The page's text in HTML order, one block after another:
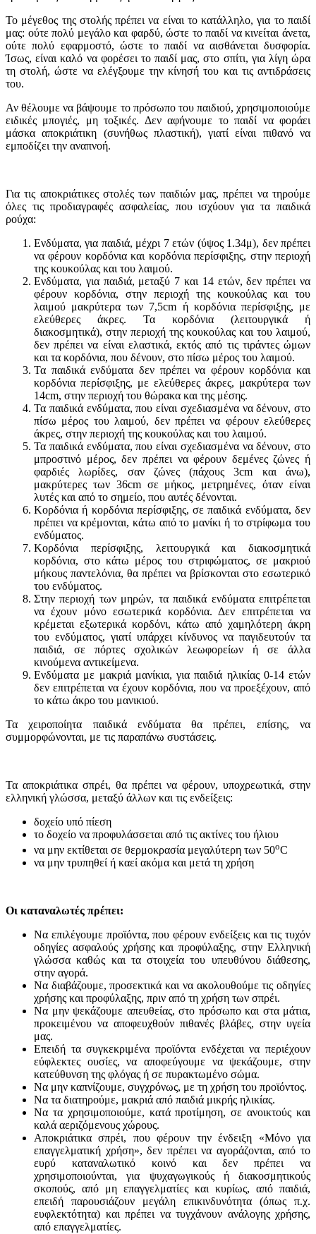
Το μέγεθος της στολής πρέπει να είναι το κατάλληλο, για το παιδί
μας: ούτε πολύ μεγάλο και φαρδύ, ώστε το παιδί να κινείται άνετα,
ούτε πολύ εφαρμοστό, ώστε το παιδί να αισθάνεται δυσφορία.
Ίσως, είναι καλό να φορέσει το παιδί μας, στο σπίτι, για λίγη ώρα
τη στολή, ώστε να ελέγξουμε την κίνησή του και τις αντιδράσεις
του.
Αν θέλουμε να βάψουμε το πρόσωπο του παιδιού, χρησιμοποιούμε
ειδικές μπογιές, μη τοξικές. Δεν αφήνουμε το παιδί να φοράει
μάσκα αποκριάτικη (συνήθως πλαστική), γιατί είναι πιθανό να
εμποδίζει την αναπνοή.
Για τις αποκριάτικες στολές των παιδιών μας, πρέπει να τηρούμε
όλες τις προδιαγραφές ασφαλείας, που ισχύουν για τα παιδικά
ρούχα:
Ενδύματα, για παιδιά, μέχρι 7 ετών (ύψος 1.34μ), δεν πρέπει
να φέρουν κορδόνια και κορδόνια περίσφιξης, στην περιοχή
της κουκούλας και του λαιμού.
Ενδύματα, για παιδιά, μεταξύ 7 και 14 ετών, δεν πρέπει να
φέρουν κορδόνια, στην περιοχή της κουκούλας και του
λαιμού μακρύτερα των 7,5cm ή κορδόνια περίσφιξης, με
ελεύθερες άκρες. Τα κορδόνια (λειτουργικά ή
διακοσμητικά), στην περιοχή της κουκούλας και του λαιμού,
δεν πρέπει να είναι ελαστικά, εκτός από τις τιράντες ώμων
και τα κορδόνια, που δένουν, στο πίσω μέρος του λαιμού.
Τα παιδικά ενδύματα δεν πρέπει να φέρουν κορδόνια και
κορδόνια περίσφιξης, με ελεύθερες άκρες, μακρύτερα των
14cm, στην περιοχή του θώρακα και της μέσης.
Τα παιδικά ενδύματα, που είναι σχεδιασμένα να δένουν, στο
πίσω μέρος του λαιμού, δεν πρέπει να φέρουν ελεύθερες
άκρες, στην περιοχή της κουκούλας και του λαιμού.
Τα παιδικά ενδύματα, που είναι σχεδιασμένα να δένουν, στο
μπροστινό μέρος, δεν πρέπει να φέρουν δεμένες ζώνες ή
φαρδιές λωρίδες, σαν ζώνες (πάχους 3cm και άνω),
μακρύτερες των 36cm σε μήκος, μετρημένες, όταν είναι
λυτές και από το σημείο, που αυτές δένονται.
Κορδόνια ή κορδόνια περίσφιξης, σε παιδικά ενδύματα, δεν
πρέπει να κρέμονται, κάτω από το μανίκι ή το στρίφωμα του
ενδύματος.
Κορδόνια περίσφιξης, λειτουργικά και διακοσμητικά
κορδόνια, στο κάτω μέρος του στριφώματος, σε μακριού
μήκους παντελόνια, θα πρέπει να βρίσκονται στο εσωτερικό
του ενδύματος.
Στην περιοχή των μηρών, τα παιδικά ενδύματα επιτρέπεται
να έχουν μόνο εσωτερικά κορδόνια. Δεν επιτρέπεται να
κρέμεται εξωτερικά κορδόνι, κάτω από χαμηλότερη άκρη
του ενδύματος, γιατί υπάρχει κίνδυνος να παγιδευτούν τα
παιδιά, σε πόρτες σχολικών λεωφορείων ή σε άλλα
κινούμενα αντικείμενα.
Ενδύματα με μακριά μανίκια, για παιδιά ηλικίας 0-14 ετών
δεν επιτρέπεται να έχουν κορδόνια, που να προεξέχουν, από
το κάτω άκρο του μανικιού.
Τα χειροποίητα παιδικά ενδύματα θα πρέπει, επίσης, να
συμμορφώνονται, με τις παραπάνω συστάσεις.
Τα αποκριάτικα σπρέι, θα πρέπει να φέρουν, υποχρεωτικά, στην
ελληνική γλώσσα, μεταξύ άλλων και τις ενδείξεις:
δοχείο υπό πίεση
το δοχείο να προφυλάσσεται από τις ακτίνες του ήλιου
να μην εκτίθεται σε θερμοκρασία μεγαλύτερη των 50οC
να μην τρυπηθεί ή καεί ακόμα και μετά τη χρήση
Οι καταναλωτές πρέπει:
Να επιλέγουμε προϊόντα, που φέρουν ενδείξεις και τις τυχόν
οδηγίες ασφαλούς χρήσης και προφύλαξης, στην Ελληνική
γλώσσα καθώς και τα στοιχεία του υπευθύνου διάθεσης,
στην αγορά.
Να διαβάζουμε, προσεκτικά και να ακολουθούμε τις οδηγίες
χρήσης και προφύλαξης, πριν από τη χρήση των σπρέι.
Να μην ψεκάζουμε απευθείας, στο πρόσωπο και στα μάτια,
προκειμένου να αποφευχθούν πιθανές βλάβες, στην υγεία
μας.
Επειδή τα συγκεκριμένα προϊόντα ενδέχεται να περιέχουν
εύφλεκτες ουσίες, να αποφεύγουμε να ψεκάζουμε, στην
κατεύθυνση της φλόγας ή σε πυρακτωμένο σώμα.
Να μην καπνίζουμε, συγχρόνως, με τη χρήση του προϊόντος.
Να τα διατηρούμε, μακριά από παιδιά μικρής ηλικίας.
Να τα χρησιμοποιούμε, κατά προτίμηση, σε ανοικτούς και
καλά αεριζόμενους χώρους.
Αποκριάτικα σπρέι, που φέρουν την ένδειξη «Μόνο για
επαγγελματική χρήση», δεν πρέπει να αγοράζονται, από το
ευρύ καταναλωτικό κοινό και δεν πρέπει να
χρησιμοποιούνται, για ψυχαγωγικούς ή διακοσμητικούς
σκοπούς, από μη επαγγελματίες και κυρίως, από παιδιά,
επειδή παρουσιάζουν μεγάλη επικινδυνότητα (όπως π.χ.
ευφλεκτότητα) και πρέπει να τυγχάνουν ανάλογης χρήσης,
από επαγγελματίες.